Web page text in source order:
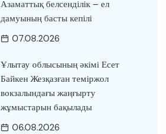
Азаматтық белсенділік – ел
дамуының басты кепілі
07.08.2026
Ұлытау облысының әкімі Есет
Байкен Жезқазған теміржол
вокзалындағы жаңғырту
жұмыстарын бақылады
06.08.2026